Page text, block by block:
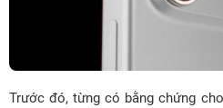
Trước đó, từng có bằng chứng